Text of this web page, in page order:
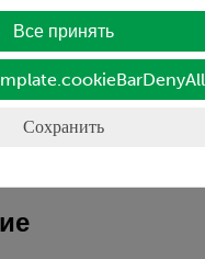
Все принять
Сохранить